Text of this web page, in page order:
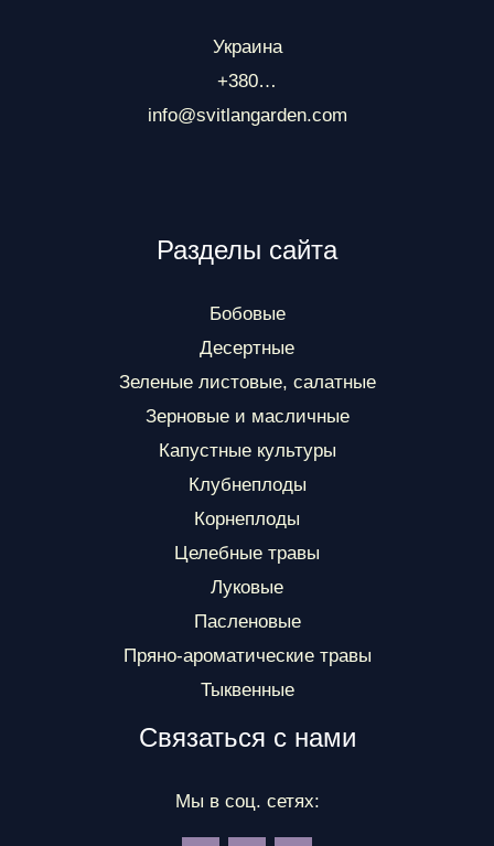
Украина
+380…
info@svitlangarden.com
Разделы сайта
Бобовые
Десертные
Зеленые листовые, салатные
Зерновые и масличные
Капустные культуры
Клубнеплоды
Корнеплоды
Целебные травы
Луковые
Пасленовые
Пряно-ароматические травы
Тыквенные
Связаться с нами
Мы в соц. сетях: